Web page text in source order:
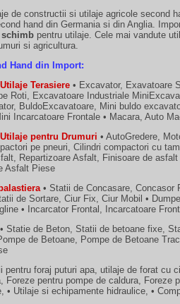
de constructii si utilaje agricole second
hand din Germania si din Anglia.
schimb pentru utilaje. Cele mai vandute
si agricultura.
Hand din Import:
Terasiere • Excavator, Exavatoare
Roti, Excavatoare Industriale
BuldoExcavatoare, Mini buldo
Incarcatoare Frontale • Macara, Auto
pentru Drumuri • AutoGredere,
pe pneuri, Cilindri compactori cu
Repartizoare Asfalt, Finisoare de
Asfalt Piese
• Statii de Concasare, Concasor
de Sortare, Ciur Fix, Ciur Mobil •
• Incarcator Frontal, Incarcatoare
• Statie de Beton, Statii de betoane fixe,
de Betoane, Pompe de Betoane
pentru foraj puturi apa, utilaje de forat cu
Foreze pentru pompe de caldura, Foreze
• Utilaje si echipamente hidraulice, •